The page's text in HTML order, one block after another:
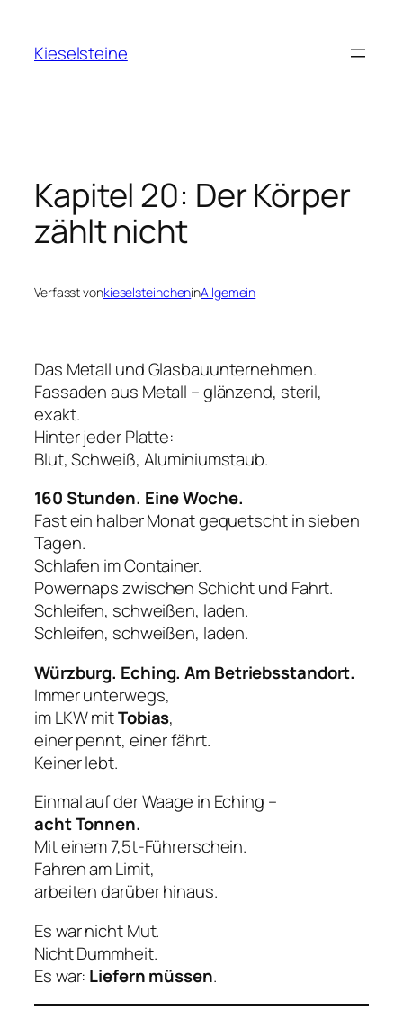
springen
Kieselsteine
Kapitel 20: Der Körper
zählt nicht
Verfasst vonkieselsteincheninAllgemein
Das Metall und Glasbauunternehmen.
Fassaden aus Metall – glänzend, steril,
exakt.
Hinter jeder Platte:
Blut, Schweiß, Aluminiumstaub.
160 Stunden. Eine Woche.
Fast ein halber Monat gequetscht in sieben
Tagen.
Schlafen im Container.
Powernaps zwischen Schicht und Fahrt.
Schleifen, schweißen, laden.
Schleifen, schweißen, laden.
Würzburg. Eching.Am Betriebsstandort.
Immer unterwegs,
im LKW mitTobias,
einer pennt, einer fährt.
Keiner lebt.
Einmal auf der Waage in Eching –
acht Tonnen.
Mit einem 7,5t-Führerschein.
Fahren am Limit,
arbeiten darüber hinaus.
Es war nicht Mut.
Nicht Dummheit.
Es war: Liefern müssen.